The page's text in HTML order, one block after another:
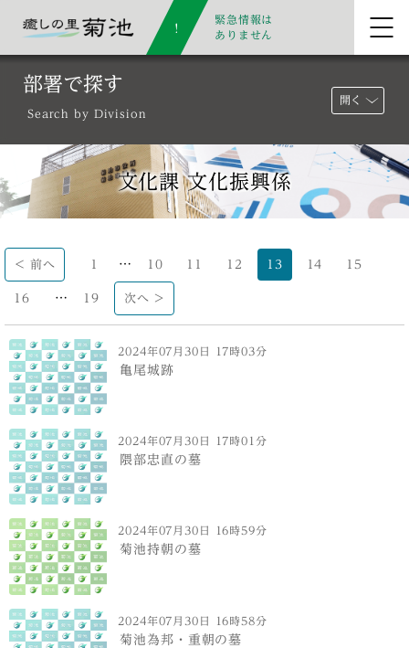
緊急情報は
ありません
部署で探す
Search by Division
開く
文化課 文化振興係
< 前へ 1 … 10 11 12 13 14 15
16 … 19 次へ >
2024年07月30日 17時03分
亀尾城跡
2024年07月30日 17時01分
隈部忠直の墓
2024年07月30日 16時59分
菊池持朝の墓
2024年07月30日 16時58分
菊池為邦・重朝の墓